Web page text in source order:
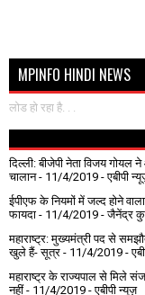
MPINFO HINDI NEWS
लोड हो रहा है. . .
दिल्ली: बीजेपी नेता विजय
चालान- 11/4/2019 - एबीपी
ईपीएफ के नियमों में जल्द होने
फायदा - 11/4/2019 - जैनेंद्र
महाराष्ट्र: मुख्यमंत्री पद से
खुले हैं- सूत्र - 11/4/2019 -
महाराष्ट्र के राज्यपाल से मिले
नहीं- 11/4/2019 - एबीपी न्यूज़